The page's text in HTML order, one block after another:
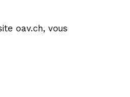
oav.ch, vous